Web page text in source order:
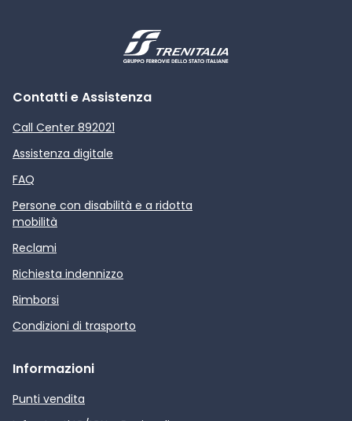
Contatti e Assistenza
Call Center 892021
Assistenza digitale
FAQ
Persone con disabilità e a ridotta
mobilità
Reclami
Richiesta indennizzo
Rimborsi
Condizioni di trasporto
Informazioni
Punti vendita